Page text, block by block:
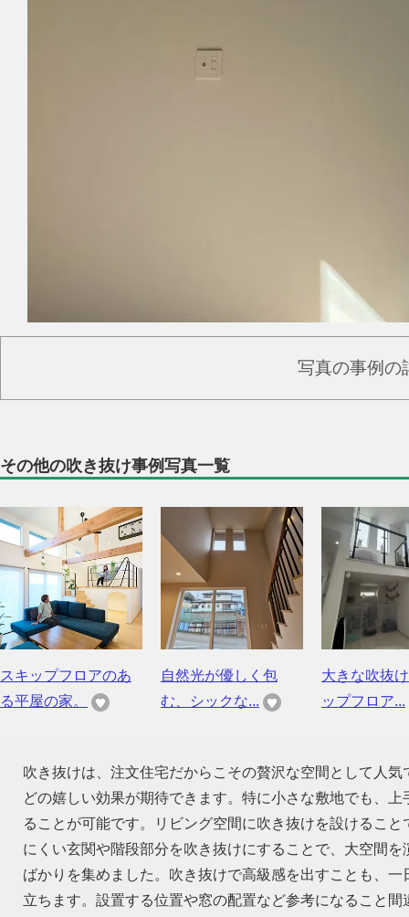
写真の事例の
その他の吹き抜け事例写真一覧
スキップフロアのあ
る平屋の家。
自然光が優しく包
む、シックな...
大きな吹抜
ップフロア...
吹き抜けは、注文住宅だからこその贅沢な空間として人
どの嬉しい効果が期待できます。特に小さな敷地でも、
ることが可能です。リビング空間に吹き抜けを設けるこ
にくい玄関や階段部分を吹き抜けにすることで、大空間
ばかりを集めました。吹き抜けで高級感を出すことも、
立ちます。設置する位置や窓の配置など参考になること